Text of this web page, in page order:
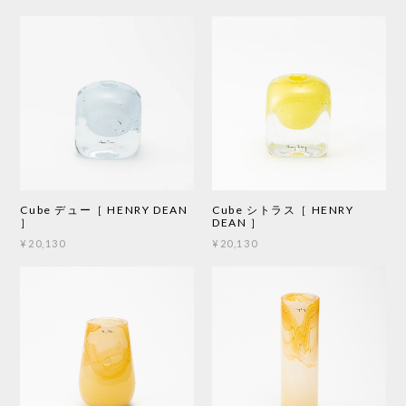
Cube デュー［ HENRY DEAN
］
¥20,130
Cube シトラス［ HENRY
DEAN ］
¥20,130